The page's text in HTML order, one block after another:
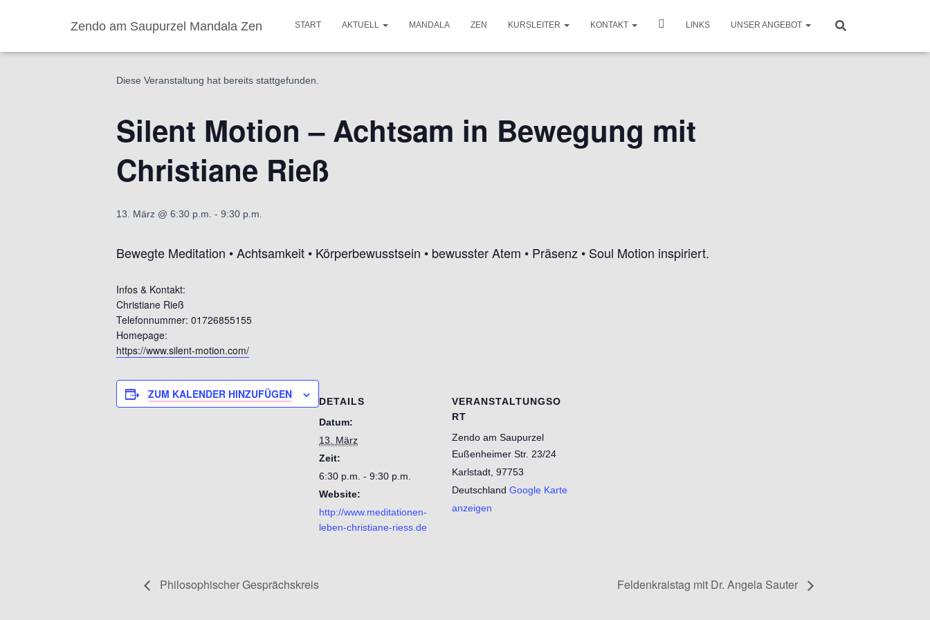
Zendo am Saupurzel Mandala Zen START AKTUELL MANDALA ZEN KURSLEITER KONTAKT LINKS UNSER ANGEBOT
« Alle Veranstaltungen
Diese Veranstaltung hat bereits stattgefunden.
Silent Motion – Achtsam in Bewegung mit
Christiane Rieß
13. März @ 6:30 p.m. - 9:30 p.m.
Bewegte Meditation • Achtsamkeit • Körperbewusstsein • bewusster Atem • Präsenz • Soul Motion inspiriert.
Infos & Kontakt:
Christiane Rieß
Telefonnummer: 01726855155
Homepage:
https://www.silent-motion.com/
ZUM KALENDER HINZUFÜGEN
DETAILS
Datum:
13. März
Zeit:
6:30 p.m. - 9:30 p.m.
Website:
http://www.meditationen-
leben-christiane-riess.de
VERANSTALTUNGSO
RT
Zendo am Saupurzel
Eußenheimer Str. 23/24
Karlstadt 97753
Deutschland Google Karte
anzeigen
Philosophischer Gesprächskreis Feldenkraistag mit Dr. Angela Sauter